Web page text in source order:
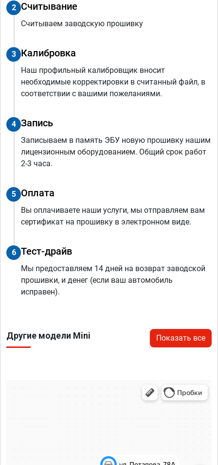
2 Считывание
Считываем заводскую прошивку
3 Калибровка
Наш профильный калибровщик вносит
необходимые корректировки в считанный файл, в
соответствии с вашими пожеланиями.
4 Запись
Записываем в память ЭБУ новую прошивку нашим
лицензионным оборудованием. Общий срок работ
2-3 часа.
5 Оплата
Вы оплачиваете наши услуги, мы отправляем вам
сертификат на прошивку в электронном виде.
6 Тест-драйв
Мы предоставляем 14 дней на возврат заводской
прошивки, и денег (если ваш автомобиль
исправен).
Другие модели Mini Показать все